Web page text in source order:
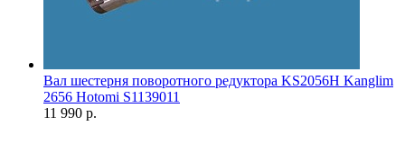
Вал шестерня поворотного редуктора KS2056H Kanglim
2656 Hotomi S1139011
11 990 р.